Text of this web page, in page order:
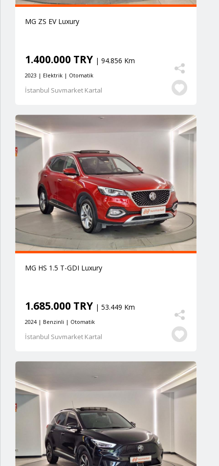
MG ZS EV Luxury
1.400.000 TRY | 94.856 Km
2023 | Elektrik | Otomatik
İstanbul Suvmarket Kartal
MG HS 1.5 T-GDI Luxury
1.685.000 TRY | 53.449 Km
2024 | Benzinli | Otomatik
İstanbul Suvmarket Kartal